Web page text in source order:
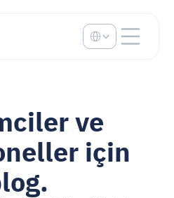
ve
için
Select Language